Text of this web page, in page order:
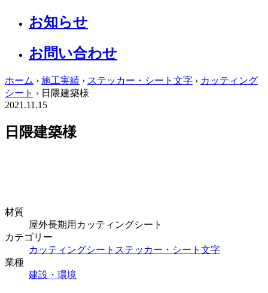
お知らせ
お問い合わせ
ホーム › 施工実績 › ステッカー・シート文字 › カッティング
シート › 日隈建築様
2021.11.15
日隈建築様
材質
屋外長期用カッティングシート
カテゴリー
カッティングシート ステッカー・シート文字
業種
建設・環境